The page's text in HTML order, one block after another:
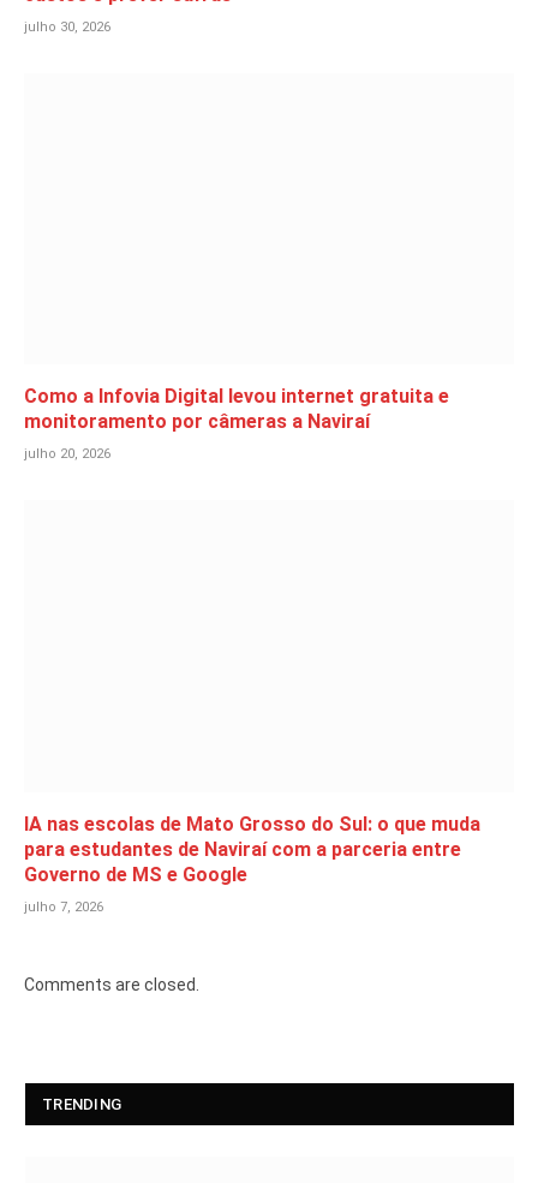
julho 30, 2026
Como a Infovia Digital levou internet gratuita e
monitoramento por câmeras a Naviraí
julho 20, 2026
IA nas escolas de Mato Grosso do Sul: o que muda
para estudantes de Naviraí com a parceria entre
Governo de MS e Google
julho 7, 2026
Comments are closed.
TRENDING